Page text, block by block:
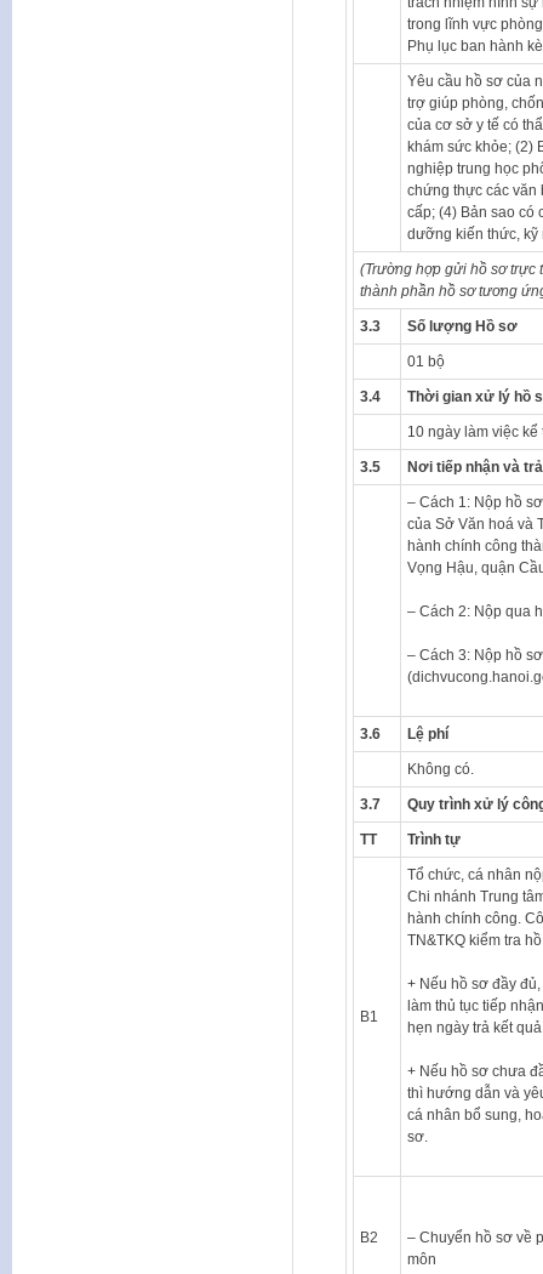
trong lĩnh vực
Phụ lục ban hành
Yêu cầu hồ sơ của
trợ giúp phòng,
của cơ sở y tế có
khám sức khỏe; (2)
nghiệp trung học
chứng thực các văn
cấp; (4) Bản sao có
dưỡng kiến thức, kỹ
(Trường hợp gửi hồ sơ trực
thành phần hồ sơ tương
3.3 Số lượng Hồ sơ
01 bộ
3.4 Thời gian xử lý hồ
10 ngày làm việc
3.5 Nơi tiếp nhận và
– Cách 1: Nộp hồ
của Sở Văn hoá và
hành chính công
Vọng Hậu, quận
– Cách 2: Nộp qua
– Cách 3: Nộp hồ
3.6 Lệ phí
Không có.
3.7 Quy trình xử lý
TT Trình tự
B1
Tổ chức, cá nhân
Chi nhánh Trung
hành chính công.
TN&TKQ kiểm tra
+ Nếu hồ sơ đầy
làm thủ tục tiếp
hẹn ngày trả kết
+ Nếu hồ sơ chưa
thì hướng dẫn và
cá nhân bổ sung,
sơ.
B2
– Chuyển hồ sơ về
môn